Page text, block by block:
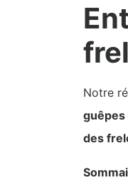
Notre
guêpes
des